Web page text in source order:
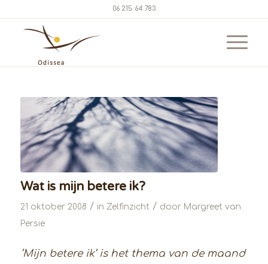
06 215 64 783
Wat is mijn betere ik?
21 oktober 2008 / in Zelfinzicht / door Margreet van
Persie
‘Mijn betere ik’ is het thema van de maand